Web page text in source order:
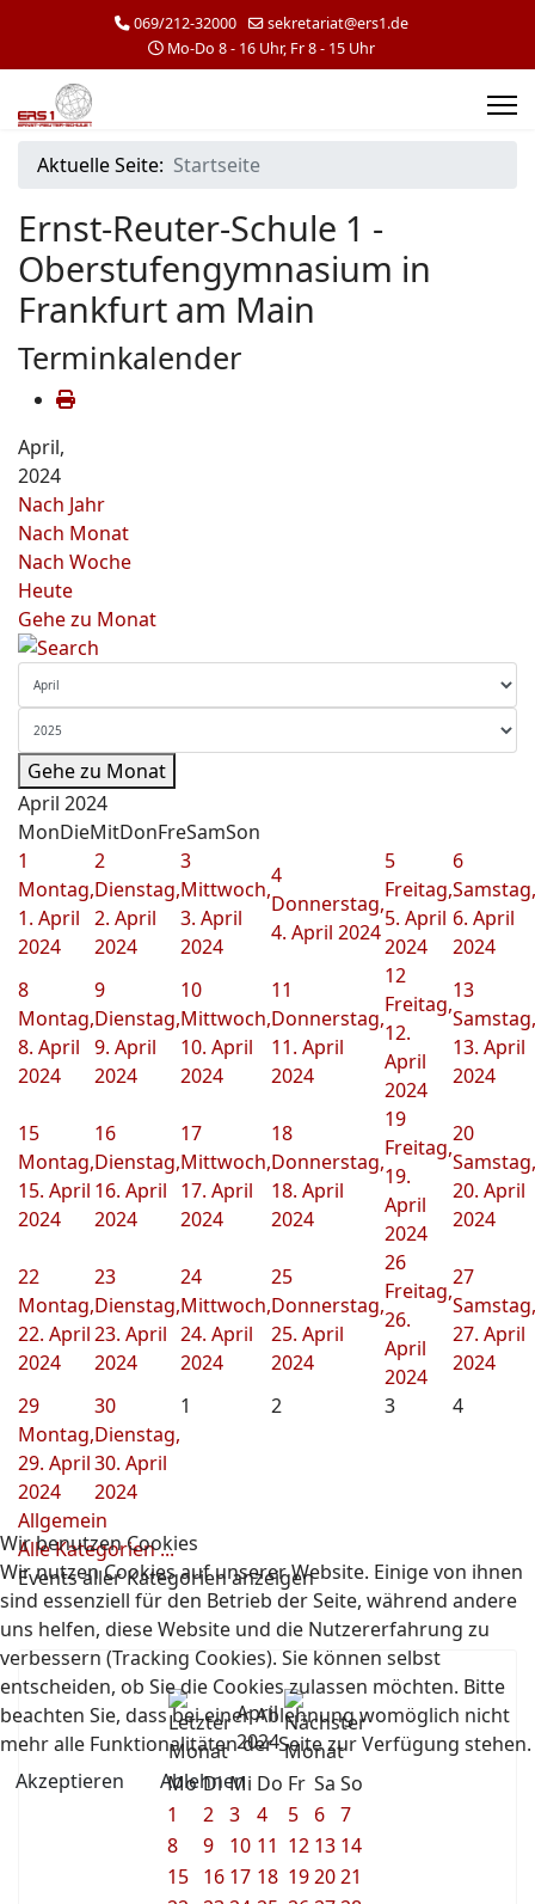
069/212-32000
sekretariat@ers1.de
Mo-Do 8 - 16 Uhr, Fr 8 - 15 Uhr
Aktuelle Seite: Startseite
Ernst-Reuter-Schule 1 -
Oberstufengymnasium in
Frankfurt am Main
Terminkalender
April,
2024
Nach Jahr
Nach Monat
Nach Woche
Heute
Gehe zu Monat
Gehe zu Monat
April 2024
MonDieMitDonFreSamSon
1
Montag,
1. April
2024
2
Dienstag,
2. April
2024
3
Mittwoch,
3. April
2024
4
Donnerstag,
4. April 2024
5
Freitag,
5. April
2024
6
Samstag,
6. April
2024
8
Montag,
8. April
2024
9
Dienstag,
9. April
2024
10
Mittwoch,
10. April
2024
11
Donnerstag,
11. April
2024
12
Freitag,
12.
April
2024
13
Samstag,
13. April
2024
15
Montag,
15. April
2024
16
Dienstag,
16. April
2024
17
Mittwoch,
17. April
2024
18
Donnerstag,
18. April
2024
19
Freitag,
19.
April
2024
20
Samstag,
20. April
2024
22
Montag,
22. April
2024
23
Dienstag,
23. April
2024
24
Mittwoch,
24. April
2024
25
Donnerstag,
25. April
2024
26
Freitag,
26.
April
2024
27
Samstag,
27. April
2024
29
Montag,
29. April
2024
30
Dienstag,
30. April
2024
1 2 3 4
Allgemein
Alle Kategorien ...
Events aller Kategorien anzeigen
April
2024
Mo Di Mi Do Fr Sa So
1
2 3 4 5 6 7
8
9 10 11 12 13 14
15 16 17 18 192021
Wir benutzen Cookies
Wir nutzen Cookies auf unserer Website. Einige von ihnen
sind essenziell für den Betrieb der Seite, während andere
uns helfen, diese Website und die Nutzererfahrung zu
verbessern (Tracking Cookies). Sie können selbst
entscheiden, ob Sie die Cookies zulassen möchten. Bitte
beachten Sie, dass bei einer Ablehnung womöglich nicht
mehr alle Funktionalitäten der Seite zur Verfügung stehen.
Akzeptieren
Ablehnen